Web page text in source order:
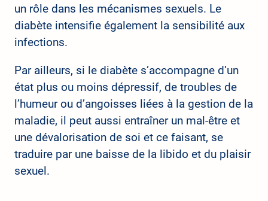
un rôle dans les mécanismes sexuels. Le
diabète intensifie également la sensibilité aux
infections.
Par ailleurs, si le diabète s’accompagne d’un
état plus ou moins dépressif, de troubles de
l’humeur ou d’angoisses liées à la gestion de la
maladie, il peut aussi entraîner un mal-être et
une dévalorisation de soi et ce faisant, se
traduire par une baisse de la libido et du plaisir
sexuel.